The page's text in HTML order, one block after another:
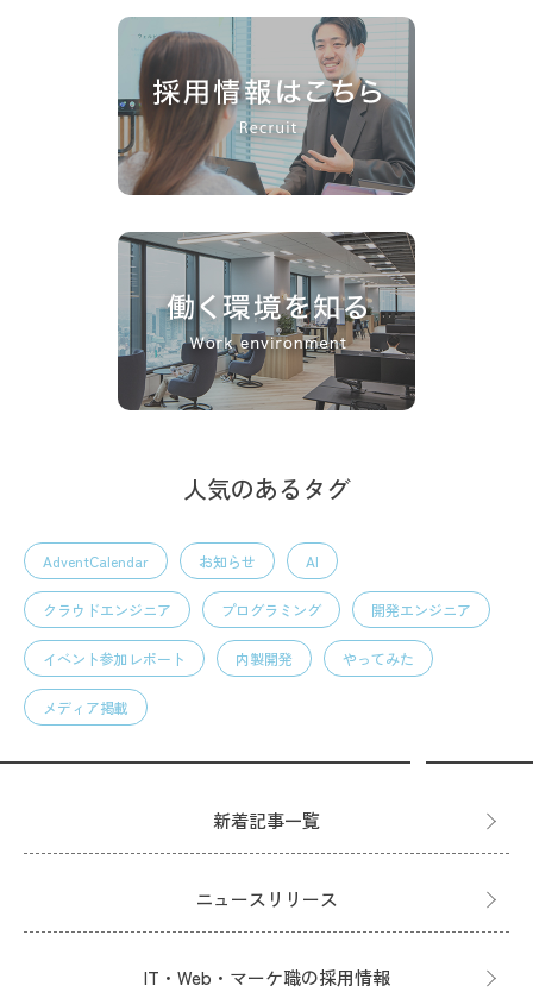
人気のあるタグ
AdventCalendar お知らせ AI
クラウドエンジニア プログラミング 開発エンジニア
イベント参加レポート 内製開発 やってみた
メディア掲載
新着記事一覧
ニュースリリース
IT・Web・マーケ職の採用情報